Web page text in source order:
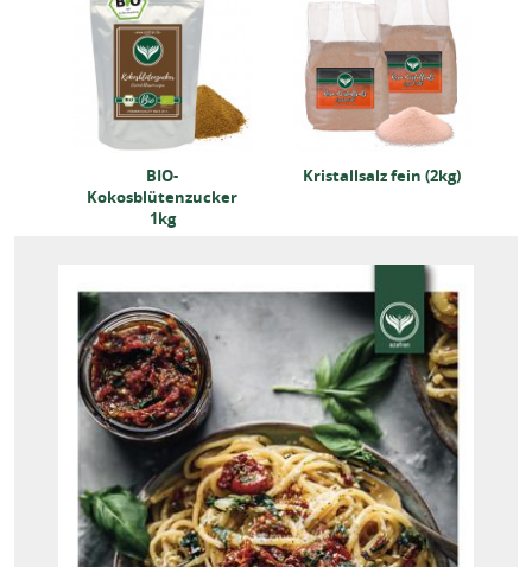
BIO-
Kokosblütenzucker
1kg
Kristallsalz fein (2kg)